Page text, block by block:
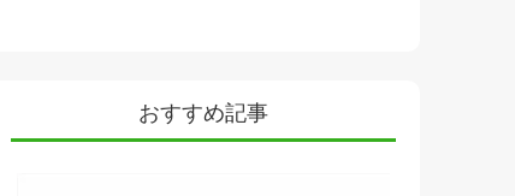
おすすめ記事